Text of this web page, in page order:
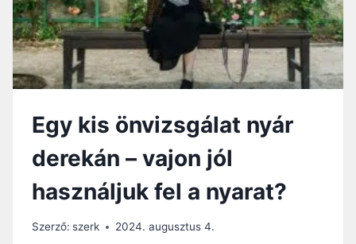
É
S
N
Á
R
M
S
K
A
Egy kis önvizsgálat nyár
derekán – vajon jól
használjuk fel a nyarat?
Szerző: szerk 2024. augusztus 4.